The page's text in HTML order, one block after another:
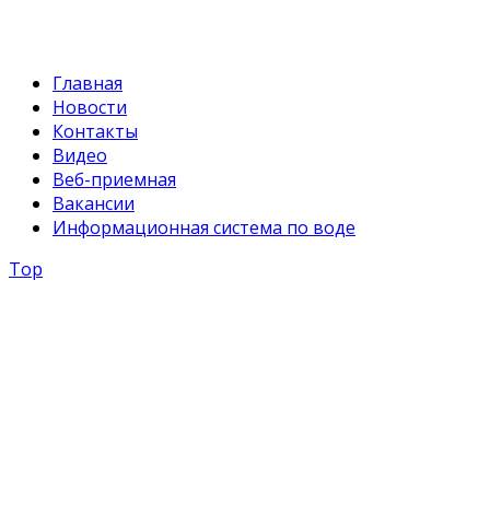
Главная
Новости
Контакты
Видео
Веб-приемная
Вакансии
Информационная система по воде
Top